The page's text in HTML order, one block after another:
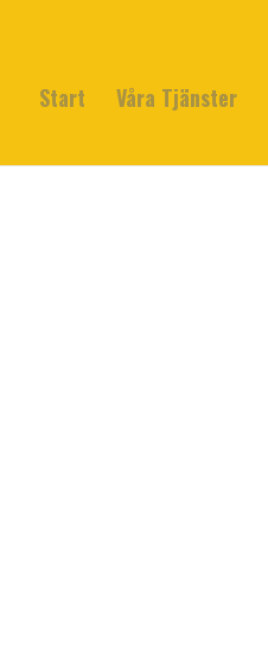
Start Våra Tjänster